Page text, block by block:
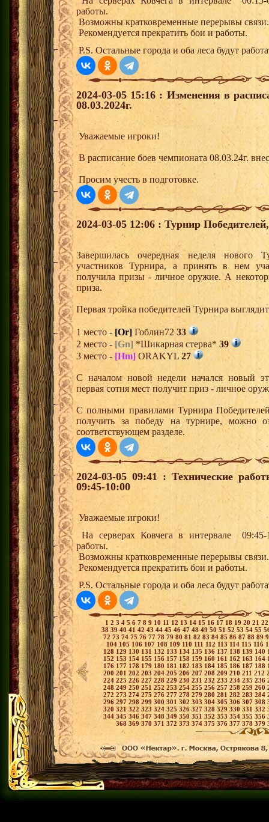
работы.
Возможны кратковременные перерывы связи.
Рекомендуется прекратить бои и работы.
P.S. Остальные города и оба леса будут
2024-03-05 15:16 : Изменения в
08.03.2024г.
Уважаемые игроки!
В расписание боев чемпионата 08.03.24г.
Просим учесть в подготовке.
2024-03-05 12:06 : Турнир
Завершилась очередная неделя нового
участников Турнира, а принять в нем
получила призы - личное оружие. А
приза.
Первая тройка победителей Турнира
1 место - [Or] Гоблин72 33
2 место - [Gn] *Шикарная стерва* 39
3 место - [Hm] ORAKYL 27
С началом новой недели начался новый
первая сотня мест получит приз - личное
С полными правилами Турнира
получить за победу на турнире, можно
соответствующем разделе.
2024-03-05 09:41 : Технические
09:45-10:00
Уважаемые игроки!
На серверах Ковчега в интервале 09:45-
работы.
Возможны кратковременные перерывы связи.
Рекомендуется прекратить бои и работы.
P.S. Остальные города и оба леса будут
1 2 3 4 5 6 7 8 9 10 11 12 13 14 15 16 17 18 19 20 21
38 39 40 41 42 43 44 45 46 47 48 49 50 51 52 53 54 55
72 73 74 75 76 77 78 79 80 81 82 83 84 85 86 87 88 89
104 105 106 107 108 109 110 111 112 113114 115 116
128 129 130 131 132 133 134 135 136 137 138 139 140
152 153 154 155 156 157 158 159 160 161 162 163 164
176 177 178 179 180 181 182 183 184 185 186 187 188
200 201 202 203 204 205206 207 208 209 210 211 212
224 225 226 227 228 229 230 231 232 233 234 235 236
248 249 250 251 252 253 254 255 256 257 258 259 260
272 273 274 275 276 277 278 279 280 281 282 283 284
296 297 298 299 300 301 302 303 304 305 306 307 308
320 321 322 323 324 325 326 327 328 329 330 331 332
344 345 346 347 348 349 350 351 352 353 354 355 356
368 369 370 371 372 373 374 375 376 377 378 379